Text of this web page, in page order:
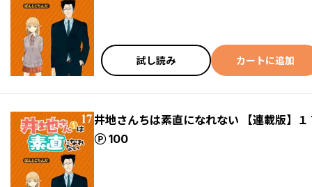
試し読み カートに追加
井地さんちは素直になれない 【連載版】１
100
ポイント